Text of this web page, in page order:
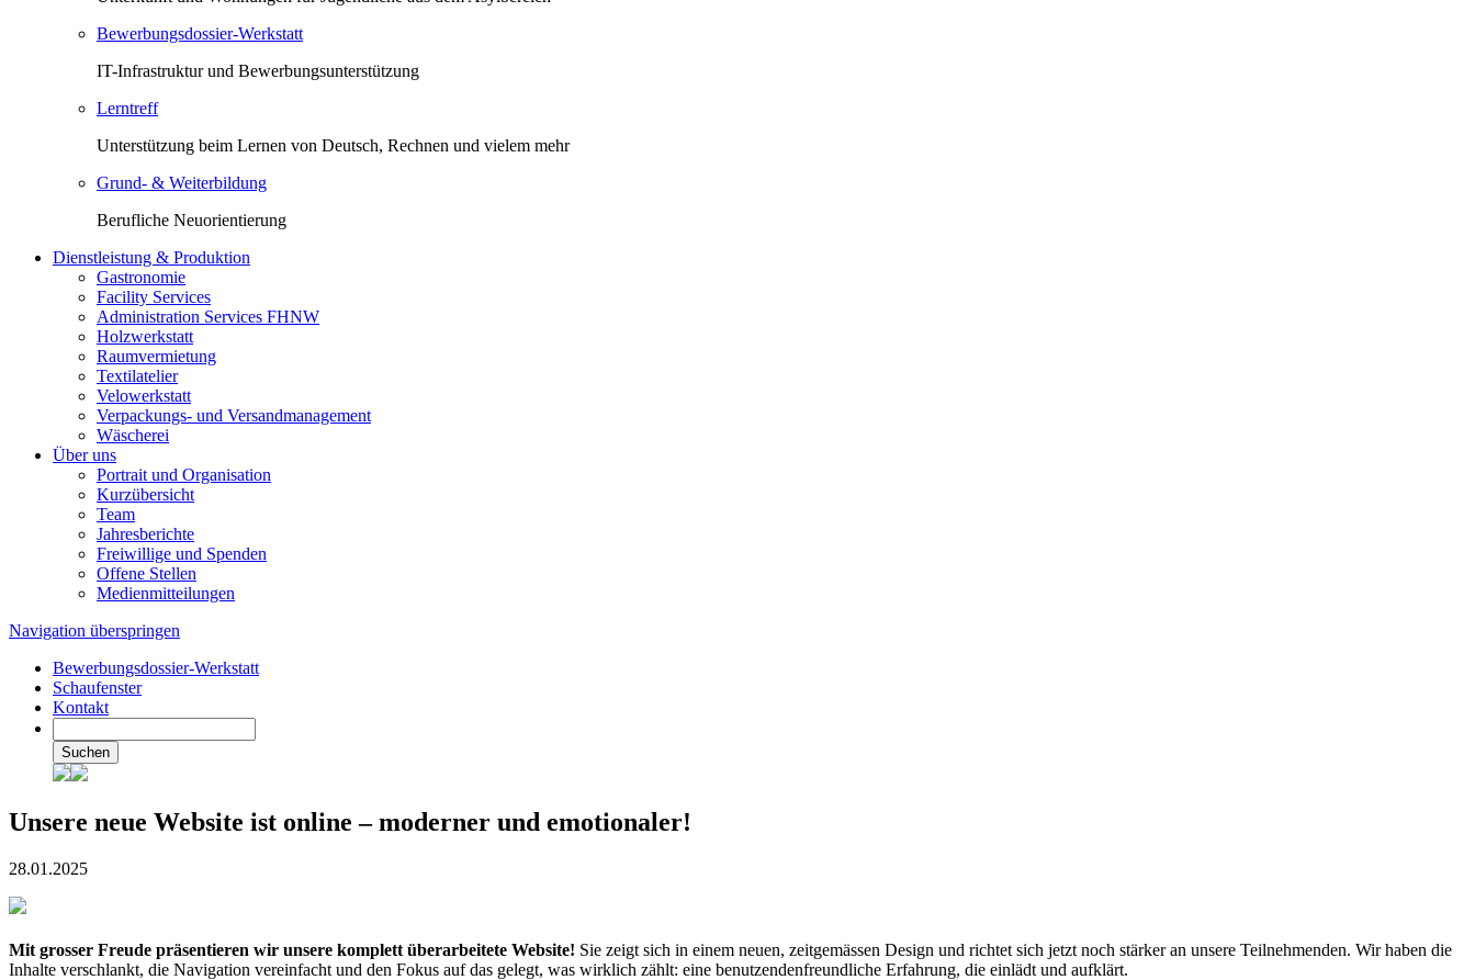
Bewerbungsdossier-Werkstatt
IT-Infrastruktur und Bewerbungsunterstützung
Lerntreff
Unterstützung beim Lernen von Deutsch, Rechnen und vielem mehr
Grund- & Weiterbildung
Berufliche Neuorientierung
Dienstleistung & Produktion
Gastronomie
Facility Services
Administration Services FHNW
Holzwerkstatt
Raumvermietung
Textilatelier
Velowerkstatt
Verpackungs- und Versandmanagement
Wäscherei
Über uns
Portrait und Organisation
Kurzübersicht
Team
Jahresberichte
Freiwillige und Spenden
Offene Stellen
Medienmitteilungen
Navigation überspringen
Bewerbungsdossier-Werkstatt
Schaufenster
Kontakt
Suchen
Unsere neue Website ist online – moderner und emotionaler!
28.01.2025
Mit grosser Freude präsentieren wir unsere komplett überarbeitete Website! Sie zeigt sich in einem neuen, zeitgemässen Design und richtet sich jetzt noch stärker an unsere Teilnehmenden. Wir haben die
Inhalte verschlankt, die Navigation vereinfacht und den Fokus auf das gelegt, was wirklich zählt: eine benutzendenfreundliche Erfahrung, die einlädt und aufklärt.